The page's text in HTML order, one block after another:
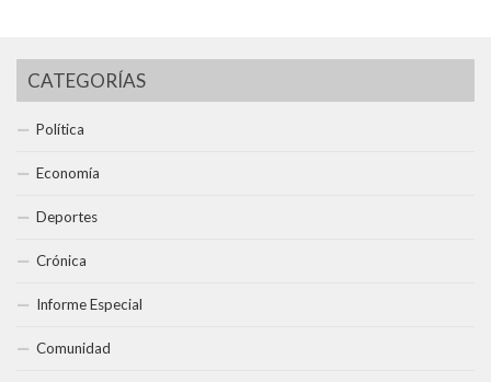
CATEGORÍAS
Política
Economía
Deportes
Crónica
Informe Especial
Comunidad